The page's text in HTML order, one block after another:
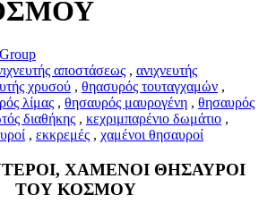
αποστάσεως , ανιχνευτής
χρυσού , θηασυρός τουταγχαμών ,
λίμας , θησαυρός μαυρογένη , θησαυρός
διαθήκης , κεχριμπαρένιο δωμάτιο ,
, εκκρεμές , χαμένοι θησαυροί
ΧΑΜΕΝΟΙ ΘΗΣΑΥΡΟΙ
ΤΟΥ ΚΟΣΜΟΥ